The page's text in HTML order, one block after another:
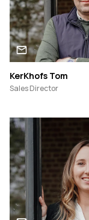
KerKhofs Tom
Sales Director